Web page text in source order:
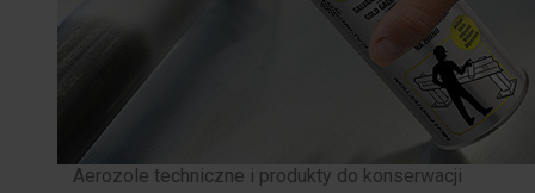
Aerozole techniczne i produkty do konserwacji